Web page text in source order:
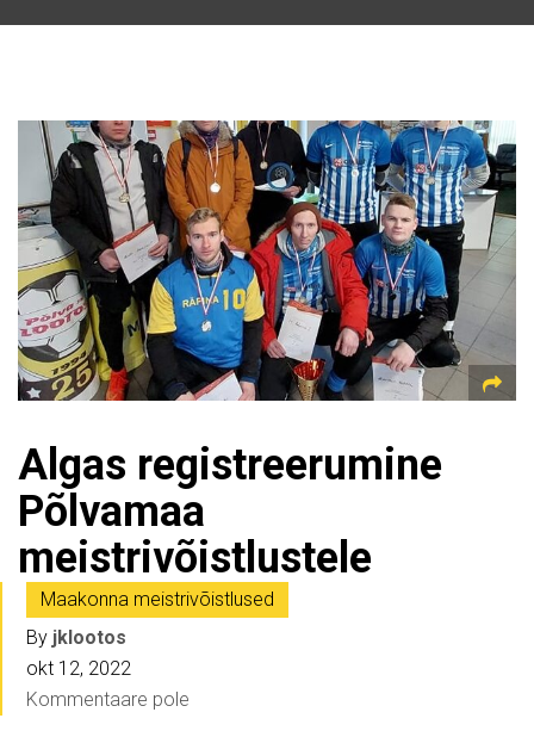
Algas registreerumine
Põlvamaa
meistrivõistlustele
Maakonna meistrivõistlused
By jklootos
okt 12, 2022
Kommentaare pole